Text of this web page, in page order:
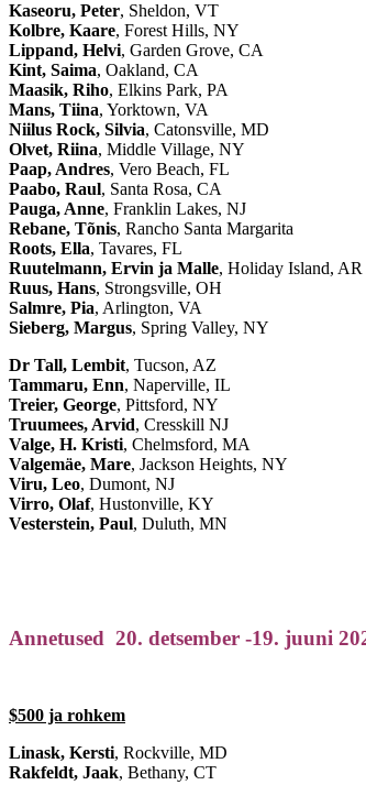
Kaseoru, Peter, Sheldon, VT
Kolbre, Kaare, Forest Hills, NY
Lippand, Helvi, Garden Grove, CA
Kint, Saima, Oakland, CA
Maasik, Riho, Elkins Park, PA
Mans, Tiina, Yorktown, VA
Niilus Rock, Silvia, Catonsville, MD
Olvet, Riina, Middle Village, NY
Paap, Andres, Vero Beach, FL
Paabo, Raul, Santa Rosa, CA
Pauga, Anne, Franklin Lakes, NJ
Rebane, Tõnis, Rancho Santa Margarita
Roots, Ella, Tavares, FL
Ruutelmann, Ervin ja Malle, Holiday Island, AR
Ruus, Hans, Strongsville, OH
Salmre, Pia, Arlington, VA
Sieberg, Margus, Spring Valley, NY
Dr Tall, Lembit, Tucson, AZ
Tammaru, Enn, Naperville, IL
Treier, George, Pittsford, NY
Truumees, Arvid, Cresskill NJ
Valge, H. Kristi, Chelmsford, MA
Valgemäe, Mare, Jackson Heights, NY
Viru, Leo, Dumont, NJ
Virro, Olaf, Hustonville, KY
Vesterstein, Paul, Duluth, MN
Annetused 20. detsember -19. juuni
$500 ja rohkem
Linask, Kersti, Rockville, MD
Rakfeldt, Jaak, Bethany, CT